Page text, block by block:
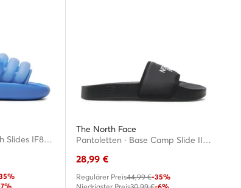
Pantoletten · Zplaash Slides IF8663 · Blau
The North Face
Pantoletten · Base Camp Slide III NF0A4T2SKY41-050 · Schwarz
28,99 €
Regulärer Preis44,99 €-35%